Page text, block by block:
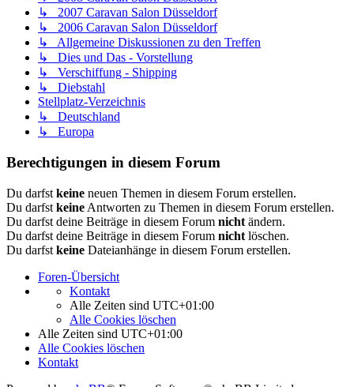
↳ 2007 Caravan Salon Düsseldorf
↳ 2006 Caravan Salon Düsseldorf
↳ Allgemeine Diskussionen zu den Treffen
↳ Dies und Das - Vorstellung
↳ Verschiffung - Shipping
↳ Diebstahl
Stellplatz-Verzeichnis
↳ Deutschland
↳ Europa
Berechtigungen in diesem Forum
Du darfst keine neuen Themen in diesem Forum erstellen.
Du darfst keine Antworten zu Themen in diesem Forum erstellen.
Du darfst deine Beiträge in diesem Forum nicht ändern.
Du darfst deine Beiträge in diesem Forum nicht löschen.
Du darfst keine Dateianhänge in diesem Forum erstellen.
Foren-Übersicht
Kontakt
Alle Zeiten sind UTC+01:00
Alle Cookies löschen
Alle Zeiten sind UTC+01:00
Alle Cookies löschen
Kontakt